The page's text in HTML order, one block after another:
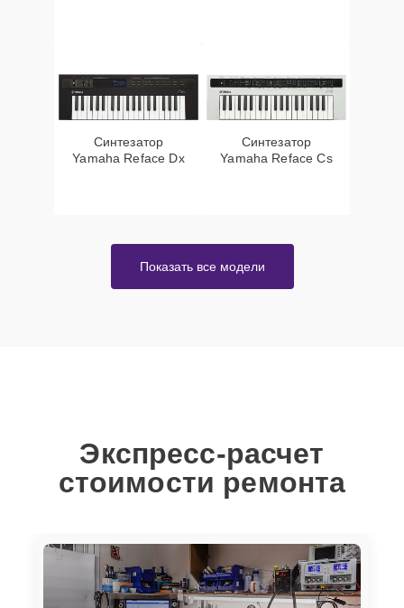
Синтезатор
Yamaha Reface Dx
Синтезатор
Yamaha Reface Cs
Показать все модели
Экспресс-расчет
стоимости ремонта